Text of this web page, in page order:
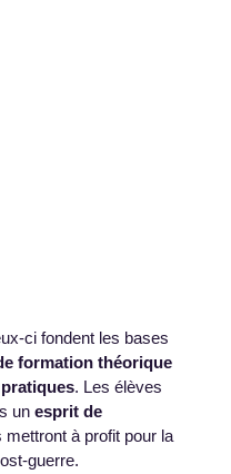
ci fondent les bases
formation théorique
. Les élèves
unesprit de
mettront à profit pour la
guerre.